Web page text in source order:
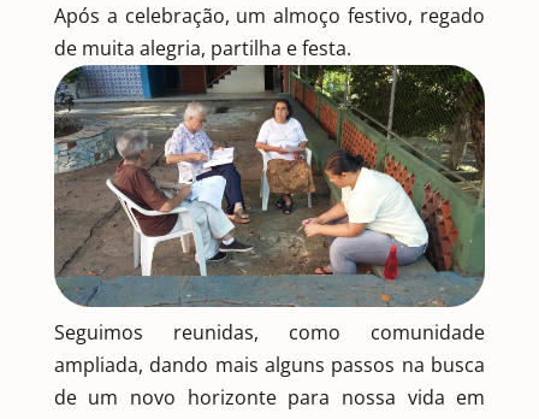
Após a celebração, um almoço festivo, regado
de muita alegria, partilha e festa.
Seguimos reunidas, como comunidade
ampliada, dando mais alguns passos na busca
de um novo horizonte para nossa vida em